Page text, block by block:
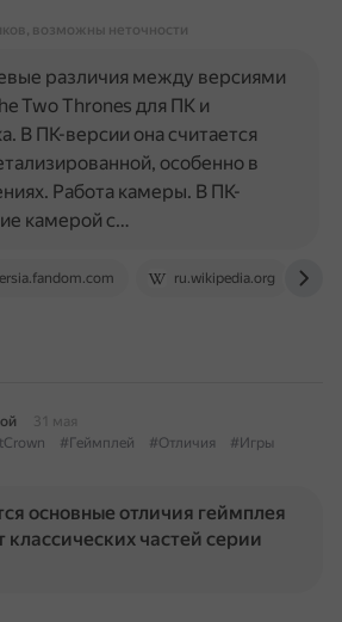
возможны неточности
ru.wikipedia.org
различия между версиями
Two Thrones для ПК и
В ПК-версии она считается
особенно в
Работа камеры. В ПК-
камерой с…
31 мая
#Геймплей #Отличия
#Игры
основные отличия геймплея
классических частей серии